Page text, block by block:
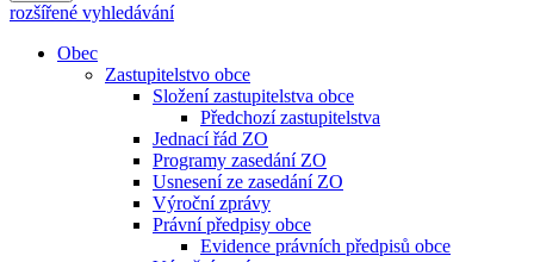
rozšířené vyhledávání
Obec
Zastupitelstvo obce
Složení zastupitelstva obce
Předchozí zastupitelstva
Jednací řád ZO
Programy zasedání ZO
Usnesení ze zasedání ZO
Výroční zprávy
Právní předpisy obce
Evidence právních předpisů obce